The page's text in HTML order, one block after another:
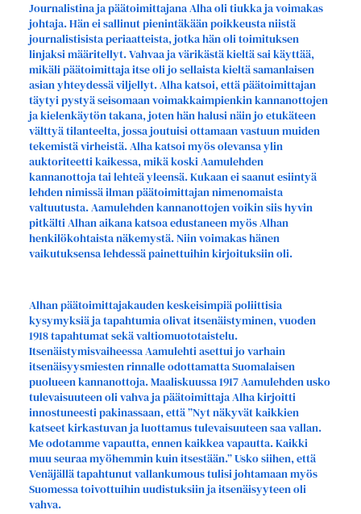
Journalistina ja päätoimittajana Alha oli tiukka ja voimakas
johtaja. Hän ei sallinut pienintäkään poikkeusta niistä
journalistisista periaatteista, jotka hän oli toimituksen
linjaksi määritellyt. Vahvaa ja värikästä kieltä sai käyttää,
mikäli päätoimittaja itse oli jo sellaista kieltä samanlaisen
asian yhteydessä viljellyt. Alha katsoi, että päätoimittajan
täytyi pystyä seisomaan voimakkaimpienkin kannanottojen
ja kielenkäytön takana, joten hän halusi näin jo etukäteen
välttyä tilanteelta, jossa joutuisi ottamaan vastuun muiden
tekemistä virheistä. Alha katsoi myös olevansa ylin
auktoriteetti kaikessa, mikä koski Aamulehden
kannanottoja tai lehteä yleensä. Kukaan ei saanut esiintyä
lehden nimissä ilman päätoimittajan nimenomaista
valtuutusta. Aamulehden kannanottojen voikin siis hyvin
pitkälti Alhan aikana katsoa edustaneen myös Alhan
henkilökohtaista näkemystä. Niin voimakas hänen
vaikutuksensa lehdessä painettuihin kirjoituksiin oli.
Alhan päätoimittajakauden keskeisimpiä poliittisia
kysymyksiä ja tapahtumia olivat itsenäistyminen, vuoden
1918 tapahtumat sekä valtiomuototaistelu.
Itsenäistymisvaiheessa Aamulehti asettui jo varhain
itsenäisyysmiesten rinnalle odottamatta Suomalaisen
puolueen kannanottoja. Maaliskuussa 1917 Aamulehden usko
tulevaisuuteen oli vahva ja päätoimittaja Alha kirjoitti
innostuneesti pakinassaan, että ”Nyt näkyvät kaikkien
katseet kirkastuvan ja luottamus tulevaisuuteen saa vallan.
Me odotamme vapautta, ennen kaikkea vapautta. Kaikki
muu seuraa myöhemmin kuin itsestään.” Usko siihen, että
Venäjällä tapahtunut vallankumous tulisi johtamaan myös
Suomessa toivottuihin uudistuksiin ja itsenäisyyteen oli
vahva.